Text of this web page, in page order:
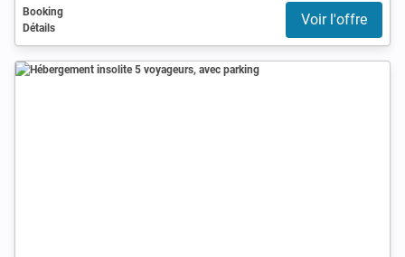
Booking
Détails
Voir l'offre